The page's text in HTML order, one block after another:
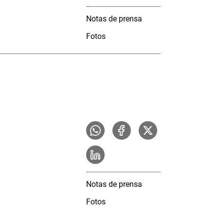
Notas de prensa
Fotos
Notas de prensa
Fotos